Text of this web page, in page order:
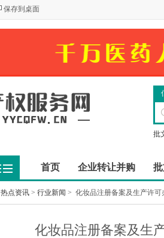
保存到桌面
批
首页 企业转让并购
热点资讯 > 行业新闻 > 化妆品注册备案及生产许可
化妆品注册备案及生